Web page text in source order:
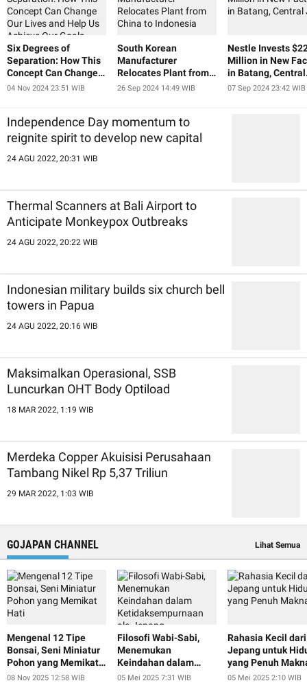
Six Degrees of
Separation: How This
Concept Can Change
Our Lives and Help Us
04 Nov 2024 23:51 WIB
South Korean
Manufacturer
Relocates Plant from
China to Indonesia
26 Sep 2024 14:49 WIB
Nestle Invests
Million in New
in Batang, Central
Java
07 Sep 2024 23:42 WIB
Independence Day momentum to
reignite spirit to develop new capital
24 AGU 2022, 20:31 WIB
Thermal Scanners at Bali Airport to
Anticipate Monkeypox Outbreaks
24 AGU 2022, 20:22 WIB
Indonesian military builds six church bell
towers in Papua
24 AGU 2022, 20:16 WIB
Maksimalkan Operasional, SSB
Luncurkan OHT Body Optiload
18 MAR 2022, 1:19 WIB
Merdeka Copper Akuisisi Perusahaan
Tambang Nikel Rp 5,37 Triliun
29 MAR 2022, 1:03 WIB
GOJAPAN CHANNEL Lihat Semua
Mengenal 12 Tipe
Bonsai, Seni Miniatur
Pohon yang Memikat
Hati
08 Nov 2025 12:58 WIB
Filosofi Wabi-Sabi,
Menemukan
Keindahan dalam
Ketidaksempurnaan
05 Mei 2025 7:31 WIB
Rahasia Kecil dari
Jepang untuk
yang Penuh
05 Mei 2025 2:10 WIB